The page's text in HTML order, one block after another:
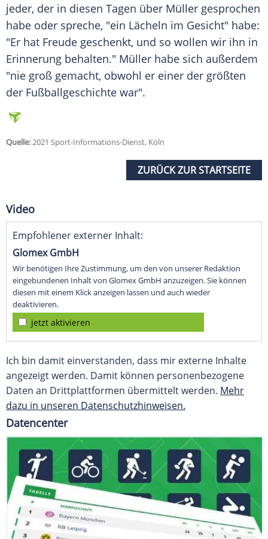
jeder, der in diesen Tagen über Müller gesprochen
habe oder spreche, "ein Lächeln im Gesicht" habe:
"Er hat Freude geschenkt, und so wollen wir ihn in
Erinnerung behalten." Müller habe sich außerdem
"nie groß gemacht, obwohl er einer der größten
der Fußballgeschichte war".
Quelle:2021 Sport-Informations-Dienst, Köln
ZURÜCK ZUR STARTSEITE
Video
Empfohlener externer Inhalt:
Glomex GmbH
Wir benötigen Ihre Zustimmung, um den von unserer Redaktion
eingebundenen Inhalt von Glomex GmbH anzuzeigen. Sie können
diesen mit einem Klick anzeigen lassen und auch wieder
deaktivieren.
jetzt aktivieren
Ich bin damit einverstanden, dass mir externe Inhalte
angezeigt werden. Damit können personenbezogene
Daten an Drittplattformen übermittelt werden. Mehr
dazu in unseren Datenschutzhinweisen.
Datencenter